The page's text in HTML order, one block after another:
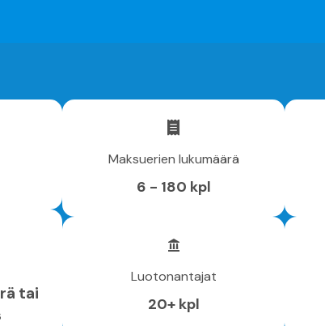
tai
Maksuerien lukumäärä
6 - 180 kpl
Luotonantajat
20+ kpl